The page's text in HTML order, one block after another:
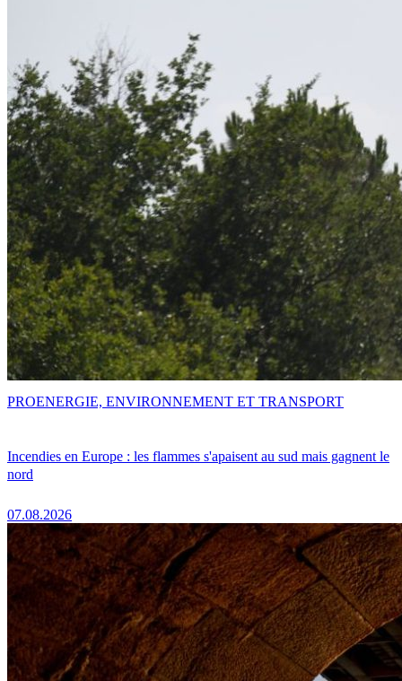
Incendies en Europe : les flammes s'apaisent au sud mais gagnent le
nord
07.08.2026
PROENERGIE, ENVIRONNEMENT ET TRANSPORT